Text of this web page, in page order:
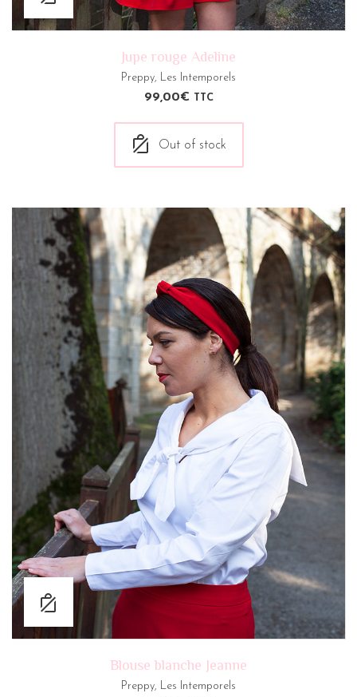
Jupe rouge Adeline
Preppy, Les Intemporels
99,00€ TTC
Out of stock
Blouse blanche Jeanne
Preppy, Les Intemporels